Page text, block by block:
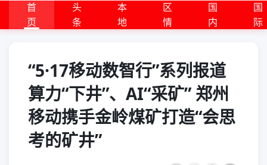
首
页
头
条
本
地
区
情
国
内
国
际
“5·17移动数智行”系列报道
算力“下井”、AI“采矿” 郑州
移动携手金岭煤矿打造“会思
考的矿井”